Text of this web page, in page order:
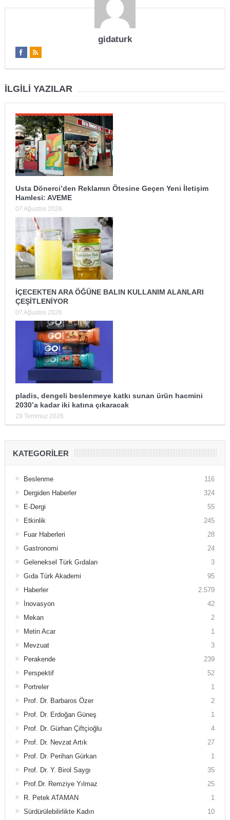
gidaturk
İLGILI YAZILAR
Usta Dönerci’den Reklamın Ötesine Geçen Yeni İletişim
Hamlesi: AVEME
07 Ağustos 2026
İÇECEKTEN ARA ÖĞÜNE BALIN KULLANIM ALANLARI
ÇEŞİTLENİYOR
07 Ağustos 2026
pladis, dengeli beslenmeye katkı sunan ürün hacmini
2030’a kadar iki katına çıkaracak
29 Temmuz 2026
KATEGORILER
Beslenme
116
Dergiden Haberler
324
E-Dergi
55
Etkinlik
245
Fuar Haberleri
28
Gastronomi
24
Geleneksel Türk Gıdaları
3
Gıda Türk Akademi
95
Haberler
2.579
İnovasyon
42
Mekan
2
Metin Acar
1
Mevzuat
3
Perakende
239
Perspektif
52
Portreler
1
Prof. Dr. Barbaros Özer
2
Prof. Dr. Erdoğan Güneş
1
Prof. Dr. Gürhan Çiftçioğlu
4
Prof. Dr. Nevzat Artık
27
Prof. Dr. Perihan Gürkan
1
Prof. Dr. Y. Birol Saygı
35
Prof.Dr. Remziye Yılmaz
25
R. Petek ATAMAN
1
Sürdürülebilirlikte Kadın
10